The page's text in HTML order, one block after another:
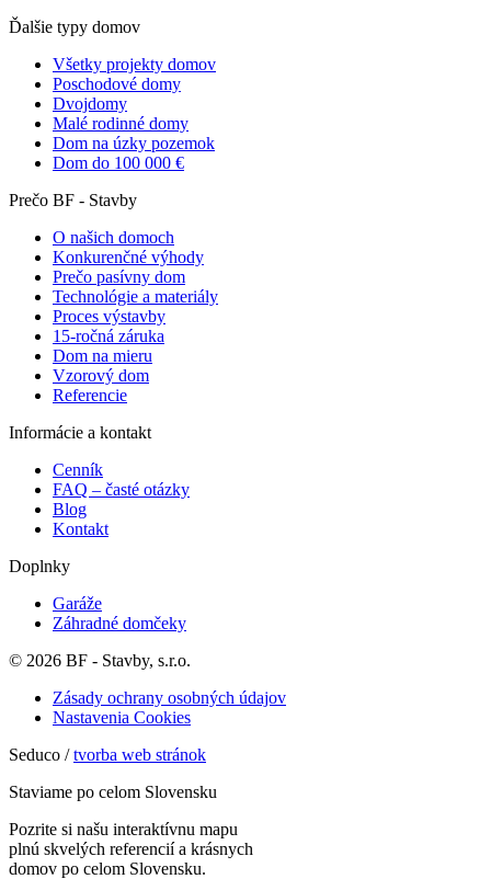
Ďalšie typy domov
Všetky projekty domov
Poschodové domy
Dvojdomy
Malé rodinné domy
Dom na úzky pozemok
Dom do 100 000 €
Prečo BF - Stavby
O našich domoch
Konkurenčné výhody
Prečo pasívny dom
Technológie a materiály
Proces výstavby
15-ročná záruka
Dom na mieru
Vzorový dom
Referencie
Informácie a kontakt
Cenník
FAQ – časté otázky
Blog
Kontakt
Doplnky
Garáže
Záhradné domčeky
© 2026 BF - Stavby, s.r.o.
Zásady ochrany osobných údajov
Nastavenia Cookies
Seduco /tvorba web stránok
Staviame po celom Slovensku
Pozrite si našu interaktívnu mapu
plnú skvelých referencií a krásnych
domov po celom Slovensku.